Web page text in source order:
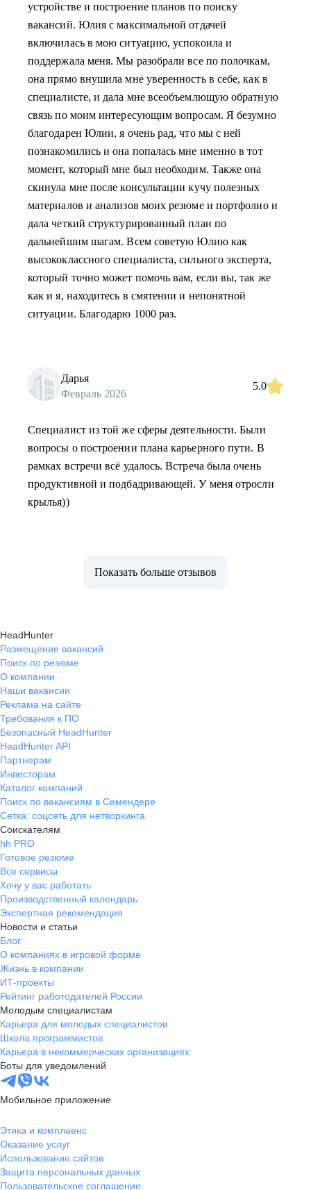
устройстве и построение планов по поиску
вакансий. Юлия с максимальной отдачей
включилась в мою ситуацию, успокоила и
поддержала меня. Мы разобрали все по полочкам,
она прямо внушила мне уверенность в себе, как в
специалисте, и дала мне всеобъемлющую обратную
связь по моим интересующим вопросам. Я безумно
благодарен Юлии, я очень рад, что мы с ней
познакомились и она попалась мне именно в тот
момент, который мне был необходим. Также она
скинула мне после консультации кучу полезных
материалов и анализов моих резюме и портфолио и
дала четкий структурированный план по
дальнейшим шагам. Всем советую Юлию как
высококлассного специалиста, сильного эксперта,
который точно может помочь вам, если вы, так же
как и я, находитесь в смятении и непонятной
ситуации. Благодарю 1000 раз.
Дарья
Февраль 2026
5.0
Специалист из той же сферы деятельности. Были
вопросы о построении плана карьерного пути. В
рамках встречи всё удалось. Встреча была очень
продуктивной и подбадривающей. У меня отросли
крылья))
Показать больше отзывов
HeadHunter
Размещение вакансий
Поиск по резюме
О компании
Наши вакансии
Реклама на сайте
Требования к ПО
Безопасный HeadHunter
HeadHunter API
Партнерам
Инвесторам
Каталог компаний
Поиск по вакансиям в Семендере
Сетка: соцсеть для нетворкинга
Соискателям
hh PRO
Готовое резюме
Все сервисы
Хочу у вас работать
Производственный календарь
Экспертная рекомендация
Новости и статьи
Блог
О компаниях в игровой форме
Жизнь в компании
ИТ-проекты
Рейтинг работодателей России
Молодым специалистам
Карьера для молодых специалистов
Школа программистов
Карьера в некоммерческих организациях
Боты для уведомлений
Мобильное приложение
Этика и комплаенс
Оказание услуг
Использование сайтов
Защита персональных данных
Пользовательское соглашение